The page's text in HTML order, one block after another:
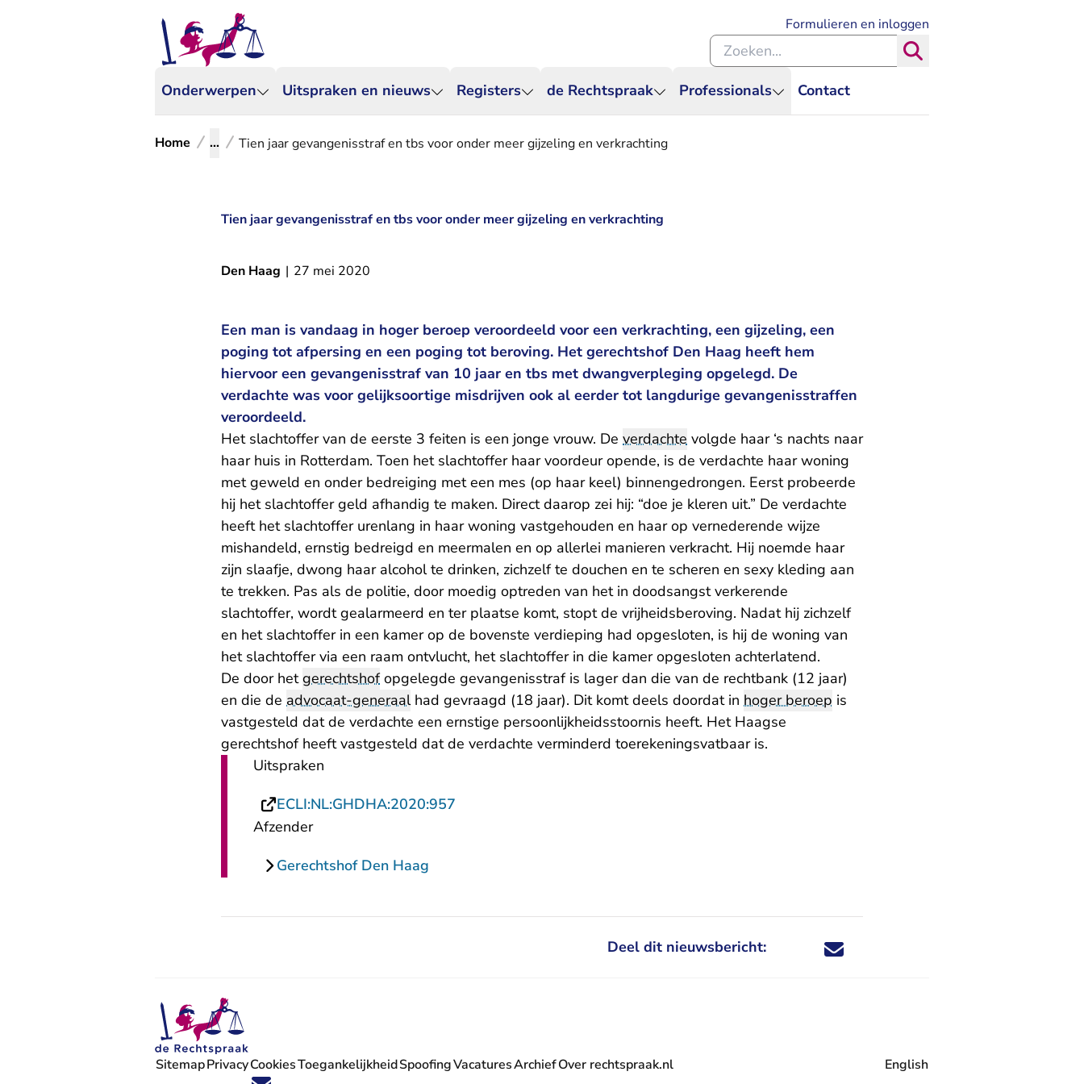
Onderwerpen Uitspraken en nieuws Registers de Rechtspraak Professionals Contact
Formulieren en inloggen
Zoeken binnen de Rechtspraak
Home ... Tien jaar gevangenisstraf en tbs voor onder meer gijzeling en verkrachting
Tien jaar gevangenisstraf en tbs voor onder meer gijzeling en verkrachting
Den Haag | 27 mei 2020
Een man is vandaag in hoger beroep veroordeeld voor een verkrachting, een gijzeling, een
poging tot afpersing en een poging tot beroving. Het gerechtshof Den Haag heeft hem
hiervoor een gevangenisstraf van 10 jaar en tbs met dwangverpleging opgelegd. De
verdachte was voor gelijksoortige misdrijven ook al eerder tot langdurige gevangenisstraffen
veroordeeld.
Het slachtoffer van de eerste 3 feiten is een jonge vrouw. De verdachte volgde haar ‘s nachts naar
haar huis in Rotterdam. Toen het slachtoffer haar voordeur opende, is de verdachte haar woning
met geweld en onder bedreiging met een mes (op haar keel) binnengedrongen. Eerst probeerde
hij het slachtoffer geld afhandig te maken. Direct daarop zei hij: “doe je kleren uit.” De verdachte
heeft het slachtoffer urenlang in haar woning vastgehouden en haar op vernederende wijze
mishandeld, ernstig bedreigd en meermalen en op allerlei manieren verkracht. Hij noemde haar
zijn slaafje, dwong haar alcohol te drinken, zichzelf te douchen en te scheren en sexy kleding aan
te trekken. Pas als de politie, door moedig optreden van het in doodsangst verkerende
slachtoffer, wordt gealarmeerd en ter plaatse komt, stopt de vrijheidsberoving. Nadat hij zichzelf
en het slachtoffer in een kamer op de bovenste verdieping had opgesloten, is hij de woning van
het slachtoffer via een raam ontvlucht, het slachtoffer in die kamer opgesloten achterlatend.
De door hetgerechtshofopgelegde gevangenisstraf is lager dan die van de rechtbank (12 jaar)
en die de advocaat-generaalhad gevraagd (18 jaar). Dit komt deels doordat in hoger beroep is
vastgesteld dat de verdachte een ernstige persoonlijkheidsstoornis heeft. Het Haagse
gerechtshof heeft vastgesteld dat de verdachte verminderd toerekeningsvatbaar is.
Uitspraken
ECLI:NL:GHDHA:2020:957
Afzender
Gerechtshof Den Haag
Deel dit nieuwsbericht: Deel dit nieuwsbericht via X - U verlaat
Deel dit nieuwsbericht via Facebook - U
Deel dit nieuwsbericht via e-mail
Deel dit nieuwsbericht via LinkedIn - U
SitemapPrivacyCookiesToegankelijkheidSpoofingVacatures
- U verlaat Rechtspraak.nl
ArchiefOver rechtspraak.nl English